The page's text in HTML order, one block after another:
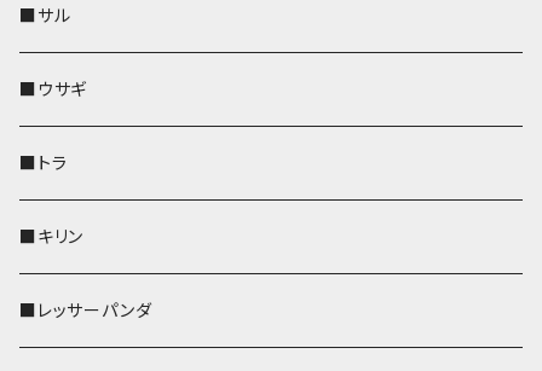
靴下・ミニタオル
その他
その他
靴下・ミニタオル
その他
ペンホルダー
靴下・ミニタオル
財布
その他
財布
その他
AppleWatchバンド
財布
ペットボトルホルダー
その他
リール付きストラップ
リールのみ
ストラップ付
メガネケース
財布
リールのみ
ストラップ付
ペットボトルホルダー
キーケース
ペンホルダー
AppleWatchバンド
L字ファスナー財布
財布
Apple Watchバンド
■サル
■ウサギ
■トラ
■キリン
■レッサーパンダ